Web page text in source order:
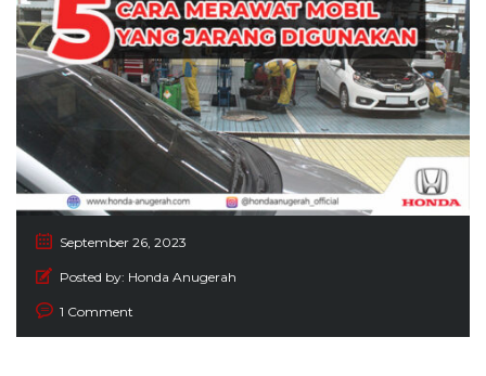
September 26, 2023
Posted by: Honda Anugerah
1 Comment